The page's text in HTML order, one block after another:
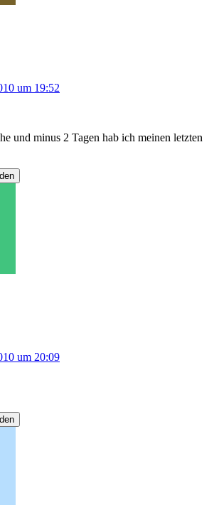
um 19:52
und minus 2 Tagen hab ich meinen letzten
um 20:09